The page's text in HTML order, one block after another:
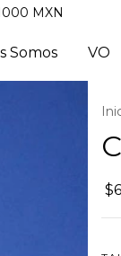
MXN
Somos VO